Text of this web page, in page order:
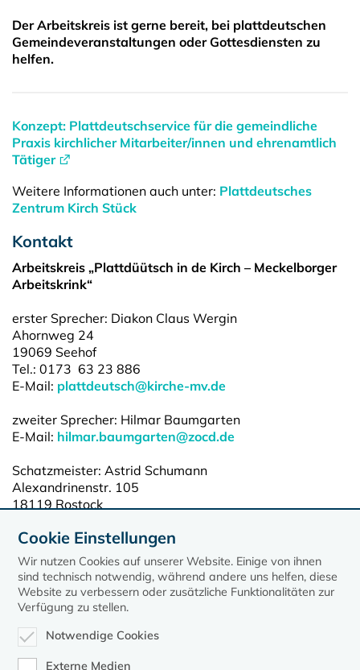
Der Arbeitskreis ist gerne bereit, bei plattdeutschen
Gemeindeveranstaltungen oder Gottesdiensten zu
helfen.
Konzept: Plattdeutschservice für die gemeindliche
Praxis kirchlicher Mitarbeiter/innen und ehrenamtlich
Tätiger
Weitere Informationen auch unter: Plattdeutsches
Zentrum Kirch Stück
Kontakt
Arbeitskreis „Plattdüütsch in de Kirch – Meckelborger
Arbeitskrink“
erster Sprecher: Diakon Claus Wergin
Ahornweg 24
19069 Seehof
Tel.: 0173 63 23 886
E-Mail: plattdeutsch@kirche-mv.de
zweiter Sprecher: Hilmar Baumgarten
E-Mail: hilmar.baumgarten@zocd.de
Schatzmeister: Astrid Schumann
Alexandrinenstr. 105
18119 Rostock
Cookie Einstellungen
Wir nutzen Cookies auf unserer Website. Einige von ihnen
sind technisch notwendig, während andere uns helfen, diese
Website zu verbessern oder zusätzliche Funktionalitäten zur
Verfügung zu stellen.
Notwendige Cookies
Externe Medien